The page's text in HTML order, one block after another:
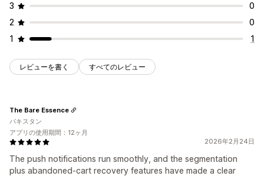
3
0
2
0
1
1
レビューを書く すべてのレビュー
2026年2月24日
The push notifications run smoothly, and the segmentation
plus abandoned-cart recovery features have made a clear
The Bare Essence
パキスタン
アプリの使用期間：12ヶ月